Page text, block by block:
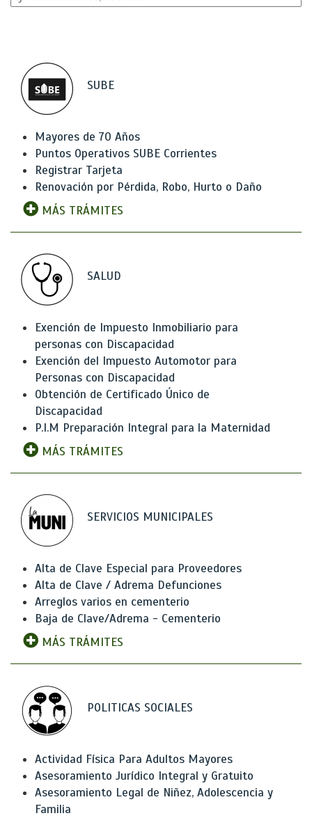
SUBE
Mayores de 70 Años
Puntos Operativos SUBE Corrientes
Registrar Tarjeta
Renovación por Pérdida, Robo, Hurto o Daño
MÁS TRÁMITES
SALUD
Exención de Impuesto Inmobiliario para
personas con Discapacidad
Exención del Impuesto Automotor para
Personas con Discapacidad
Obtención de Certificado Único de
Discapacidad
P.I.M Preparación Integral para la Maternidad
MÁS TRÁMITES
SERVICIOS MUNICIPALES
Alta de Clave Especial para Proveedores
Alta de Clave / Adrema Defunciones
Arreglos varios en cementerio
Baja de Clave/Adrema - Cementerio
MÁS TRÁMITES
POLITICAS SOCIALES
Actividad Física Para Adultos Mayores
Asesoramiento Jurídico Integral y Gratuito
Asesoramiento Legal de Niñez, Adolescencia y
Familia